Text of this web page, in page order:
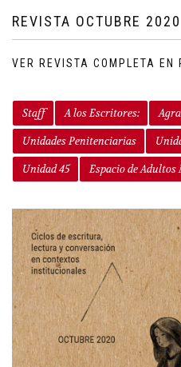
REVISTA OCTUBRE 2020
VER REVISTA COMPLETA EN
Staff A los Escritores:
Unidades Penitenciarias
Unidad 45 Espacio de Adultos